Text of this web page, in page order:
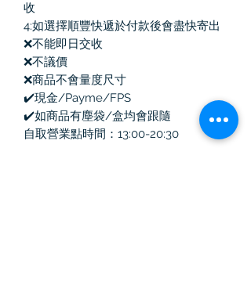
收
4:如選擇順豐快遞於付款後會盡快寄出
❌不能即日交收
❌不議價
❌商品不會量度尺寸
✔️現金/Payme/FPS
✔️如商品有塵袋/盒均會跟隨
自取營業點時間：13:00-20:30